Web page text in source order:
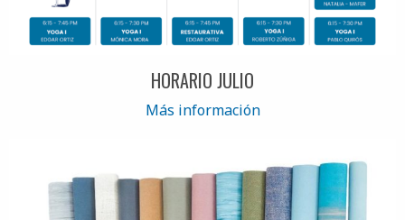
HORARIO JULIO
Más información